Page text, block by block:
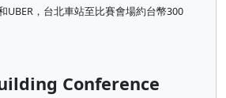
UBER，台北車站至比賽會場約台幣300
Conference